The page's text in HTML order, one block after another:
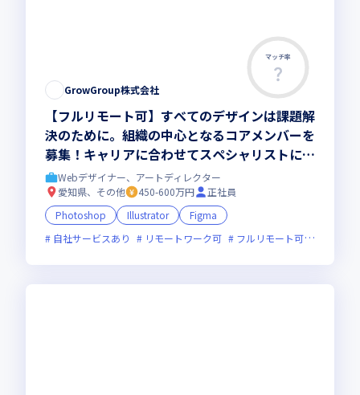
マッチ率
GrowGroup株式会社
【フルリモート可】すべてのデザインは課題解
決のために。組織の中心となるコアメンバーを
募集！キャリアに合わせてスペシャリストにも
マネージャーにもなれるポジション
Webデザイナー、アートディレクター
愛知県、その他
450-600万円
正社員
Photoshop
Illustrator
Figma
自社サービスあり
リモートワーク可 フルリモート可